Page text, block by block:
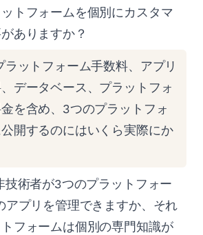
トフォームを個別にカスタマ
ありますか？
ラットフォーム手数料、アプリ
データベース、プラットフォ
を含め、3つのプラットフォ
開するのにはいくら実際にか
技術者が3つのプラットフォー
アプリを管理できますか、それ
フォームは個別の専門知識が